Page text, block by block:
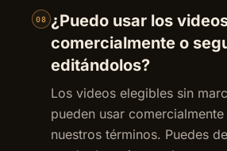
08
¿Puedo usar los
comercialmente o
editándolos?
Los videos elegibles sin
pueden usar
nuestros términos. Puedes